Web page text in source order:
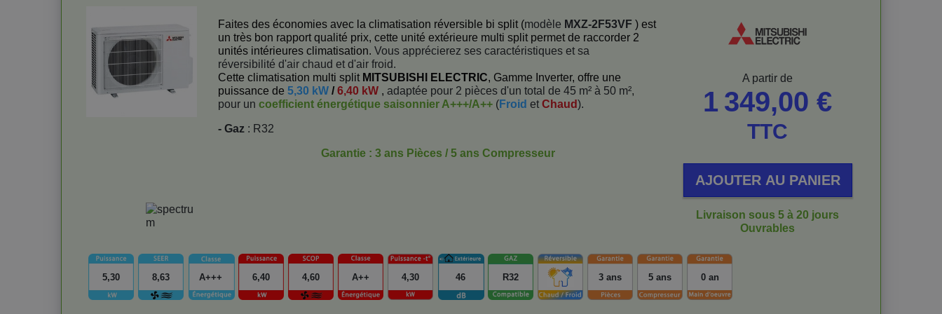
Faites des économies avec la climatisation réversible bi split (modèle MXZ-2F53VF ) est
un très bon rapport qualité prix, cette unité extérieure multi split permet de raccorder 2
unités intérieures climatisation. Vous apprécierez ses caractéristiques et sa
réversibilité d'air chaud et d'air froid.
Cette climatisation multi split MITSUBISHI ELECTRIC, Gamme Inverter, offre une
puissance de 5,30 kW / 6,40 kW , adaptée pour 2 pièces d'un total de 45 m² à 50 m²,
pour un coefficient énergétique saisonnier A+++/A++ (Froid et Chaud).
- Gaz : R32
Garantie : 3 ans Pièces / 5 ans Compresseur
A partir de
1 349,00 €
TTC
AJOUTER AU PANIER
Livraison sous 5 à 20 jours
Ouvrables
3 ans 5 ans 0 an
5,30 6,40 4,30
8,63 A+++ 4,60 A++ 46 R32